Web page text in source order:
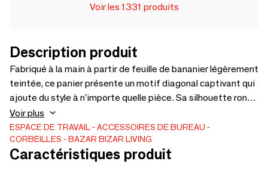
Voir les 1331 produits
Description produit
Fabriqué à la main à partir de feuille de bananier légèrement
teintée, ce panier présente un motif diagonal captivant qui
ajoute du style à n'importe quelle pièce. Sa silhouette ronde
offre un rangement polyvalent et un plaisir visuel. Le
mélange artistique de matériaux et la conception soignée
du panier Chidi en font une pièce maîtresse qui élève
fonctionnalité et esthétique.
Voir plus
ESPACE DE TRAVAIL
ACCESSOIRES DE BUREAU
CORBEILLES
BAZAR BIZAR LIVING
Caractéristiques produit